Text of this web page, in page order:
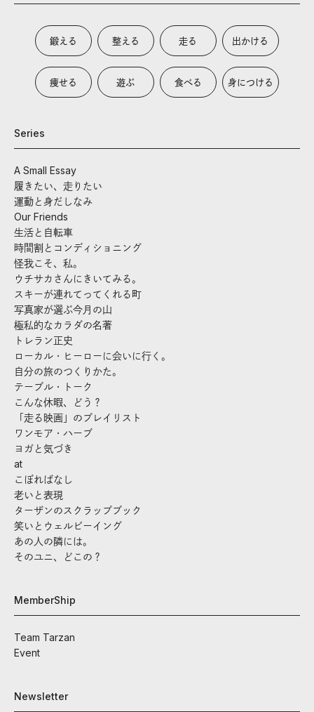
鍛える 整える 走る 出かける
痩せる 遊ぶ 食べる 身につける
Series
A Small Essay
履きたい、走りたい
運動と身だしなみ
Our Friends
生活と自転車
時間割とコンディショニング
怪我こそ、私。
ウチサカさんにきいてみる。
スキーが連れてってくれる町
写真家が選ぶ今月の山
極私的なカラダの名著
トレラン正史
ローカル・ヒーローに会いに行く。
自分の旅のつくりかた。
テーブル・トーク
こんな休暇、どう？
「走る映画」のプレイリスト
ワンモア・ハーブ
ヨガと気づき
at
こぼればなし
老いと表現
ターザンのスクラップブック
笑いとウェルビーイング
あの人の隣には。
そのユニ、どこの？
MemberShip
Team Tarzan
Event
Newsletter